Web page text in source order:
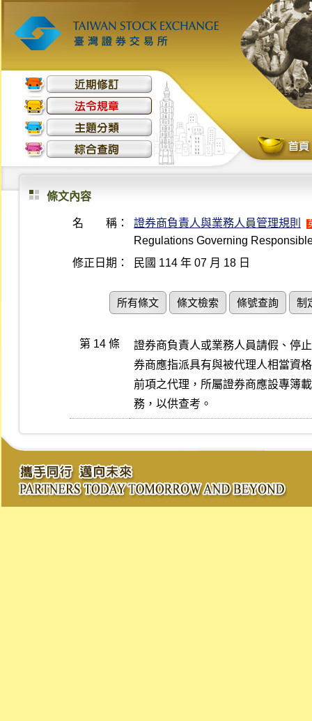
條文內容
名 稱： 證券商負責人與業務人員管理規則
Regulations Governing
修正日期：
民國 114 年 07 月 18 日
所有條文 條文檢索 條號查詢 制
第 14 條
證券商負責人或業務人員請假、停
券商應指派具有與被代理人相當資
前項之代理，所屬證券商應設專簿
務，以供查考。